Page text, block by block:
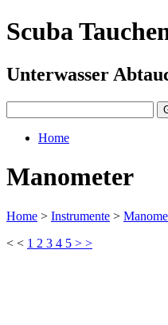
Scuba
Unterwasser
Home
Manometer
Home > Instrumente >
< < 1 2 3 4 5 > >